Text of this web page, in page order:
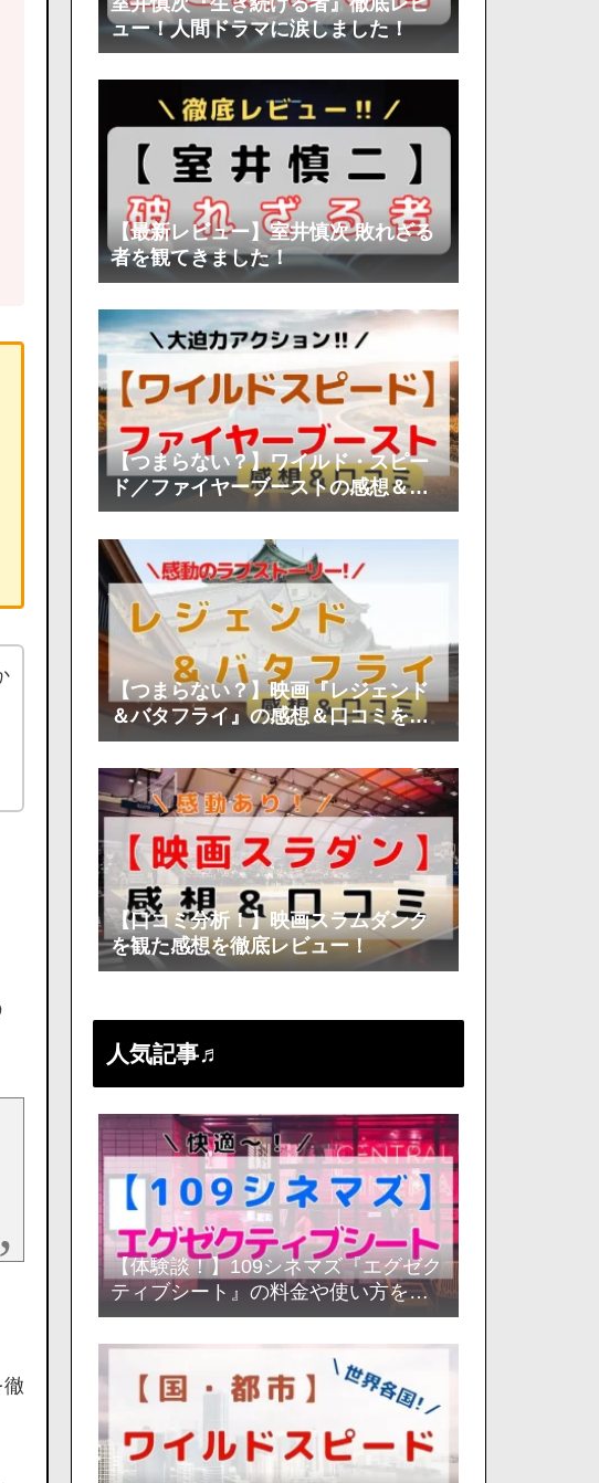
ュー！人間ドラマに涙しました！
【最新レビュー】室井慎次 敗れざる
者を観てきました！
【つまらない？】ワイルド・スピー
ド／ファイヤーブーストの感想＆口
コミを徹底分析！
【つまらない？】映画『レジェンド
＆バタフライ』の感想＆口コミを徹
底分析！
【口コミ分析！】映画スラムダンク
を観た感想を徹底レビュー！
人気記事♬
【体験談！】109シネマズ『エグゼク
ティブシート』の料金や使い方を徹
底解説！